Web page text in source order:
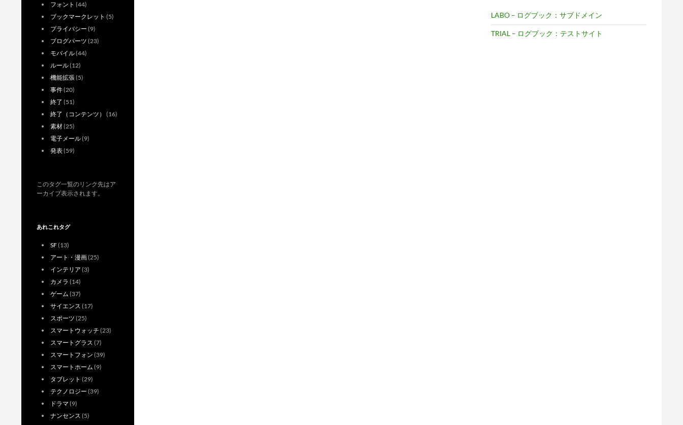
LABO – ログブック：サブドメイン
TRIAL – ログブック：テストサイト
フォント (44)
ブックマークレット (5)
プライバシー (9)
ブログパーツ (23)
モバイル(44)
ルール(12)
機能拡張(5)
事件(20)
終了 (51)
終了（コンテンツ） (16)
素材(25)
電子メール(9)
発表(59)
このタグ一覧のリンク先はア
ーカイブ表示されます。
あれこれタグ
SF(13)
アート・漫画(25)
インテリア (3)
カメラ (14)
ゲーム (37)
サイエンス (17)
スポーツ (25)
スマートウォッチ (23)
スマートグラス (7)
スマートフォン (39)
スマートホーム (9)
タブレット (29)
テクノロジー (39)
ドラマ (9)
ナンセンス (5)